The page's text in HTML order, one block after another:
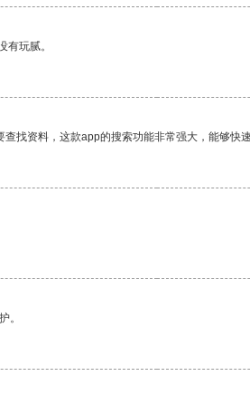
玩腻。
找资料，这款app的搜索功能非常强大，能够快
。